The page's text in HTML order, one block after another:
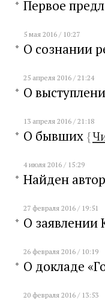
Первое
5 мая 2016 / 10:27
О сознании
25 апреля 2016 / 21:24
О
13 апреля 2016 / 21:18
О бывших {
4 июля 2016 / 15:29
Найден
27 февраля 2016 / 19:51
О заявлении
26 февраля 2016 / 10:19
О докладе
20 февраля 2016 / 13:53